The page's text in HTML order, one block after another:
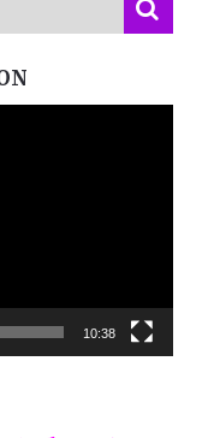
10:38